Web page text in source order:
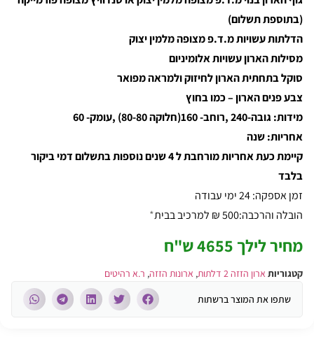
(בתוספת תשלום)
הדלתות עשויות מ.ד.פ מצופה מלמין יצוק
מסילות הארון עשויות אלומיניום
סוקל בתחתית הארון לחיזוק ולמראה מפואר
צבע פנים הארון – כמו בחוץ
מידות: גובה-240 ,רוחב- 160(חלוקה 80-80) ,עומק- 60
אחריות: שנה
קיימת כעת אחריות מורחבת ל 4 שנים נוספות בתשלום דמי ביקור
בלבד
זמן אספקה: 24 ימי עבודה
הובלה והרכבה:500 ₪ למרכיב בבית
*
מחיר לילך 4655 ש"ח
קטגוריות ארון הזזה 2 דלתות , ארונות הזזה, ר.א רהיטים
שתפו את המוצר ברשתות